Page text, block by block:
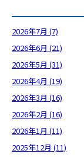
2026年7月 (7)
2026年6月 (21)
2026年5月 (31)
2026年4月 (19)
2026年3月 (16)
2026年2月 (16)
2026年1月 (11)
2025年12月 (11)